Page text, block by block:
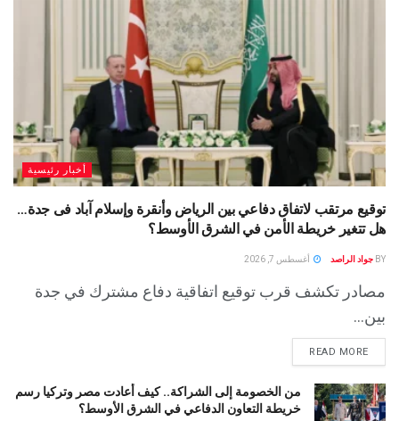
أخبار رئيسية
توقيع مرتقب لاتفاق دفاعي بين الرياض وأنقرة وإسلام آباد فى جدة…
هل تتغير خريطة الأمن في الشرق الأوسط؟
BY جواد الراصد أغسطس 7, 2026
مصادر تكشف قرب توقيع اتفاقية دفاع مشترك في جدة
بين...
READ MORE
من الخصومة إلى الشراكة.. كيف أعادت مصر وتركيا رسم
خريطة التعاون الدفاعي في الشرق الأوسط؟